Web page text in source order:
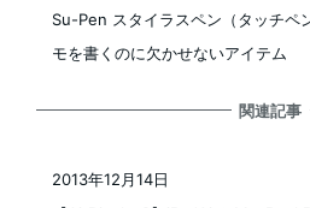
Su-Pen スタイラスペン（タッチペ
モを書くのに欠かせないアイテム
関連記事
2013年12月14日